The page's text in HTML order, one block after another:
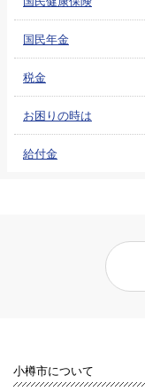
国民年金
税金
お困りの時は
給付金
小樽市について